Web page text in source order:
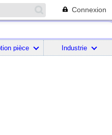
Connexion
pièce Industrie